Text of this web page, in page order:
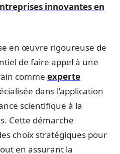
innovantes en
en œuvre rigoureuse de
de faire appel à une
comme experte
dans l’application
scientifique à la
Cette démarche
choix stratégiques pour
en assurant la